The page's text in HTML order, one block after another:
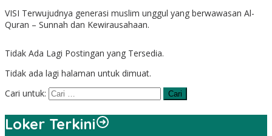
VISI Terwujudnya generasi muslim unggul yang berwawasan Al-
Quran – Sunnah dan Kewirausahaan.
Tidak Ada Lagi Postingan yang Tersedia.
Tidak ada lagi halaman untuk dimuat.
Cari untuk:
Loker Terkini